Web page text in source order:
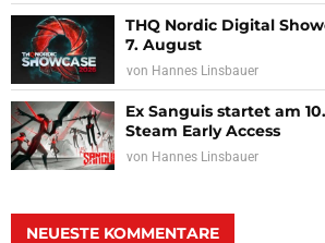
THQ Nordic Digital
7. August
von Hannes Linsbauer
Ex Sanguis startet am
Steam Early Access
von Hannes Linsbauer
NEUESTE KOMMENTARE